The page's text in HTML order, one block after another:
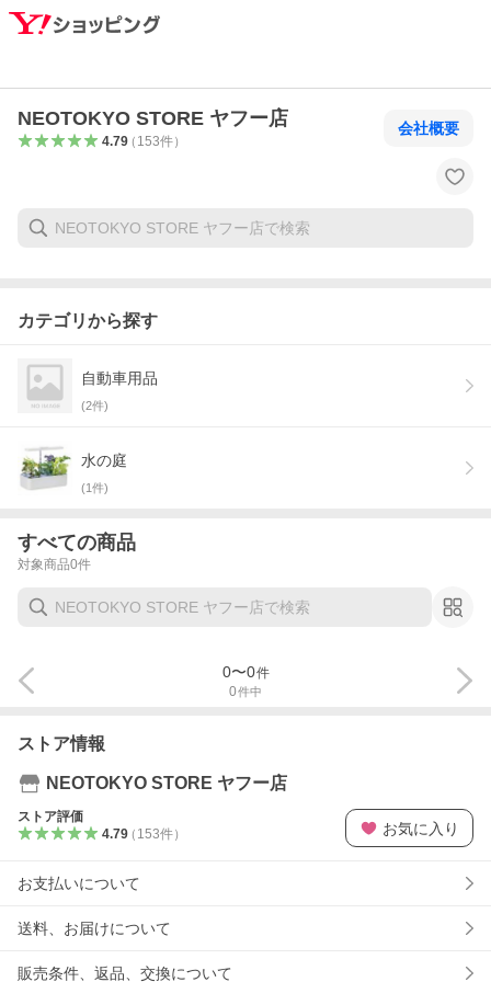
NEOTOKYO STORE ヤフー店
4.79（ 153件）
会社概要
カテゴリから探す
自動車用品
(2件)
水の庭
(1件)
すべての商品
対象商品0件
0件中
0〜0件
ストア情報
NEOTOKYO STORE ヤフー店
ストア評価
4.79（ 153件） お気に入り
お支払いについて
送料、お届けについて
販売条件、返品、交換について